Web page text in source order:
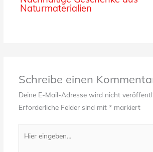
Naturmaterialien
Schreibe einen
Deine E-Mail-Adresse wird nicht
Erforderliche Felder sind mit *markiert
eingeben…